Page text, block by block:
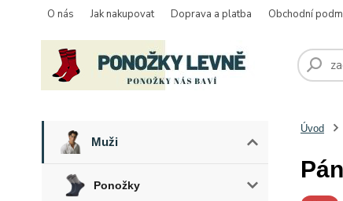
O nás Jak nakupovat Doprava a platba Obchodní
Muži
Ponožky
Úvod